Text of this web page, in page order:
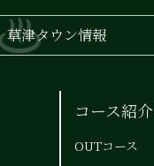
草津タウン情報
コース紹介
OUTコース